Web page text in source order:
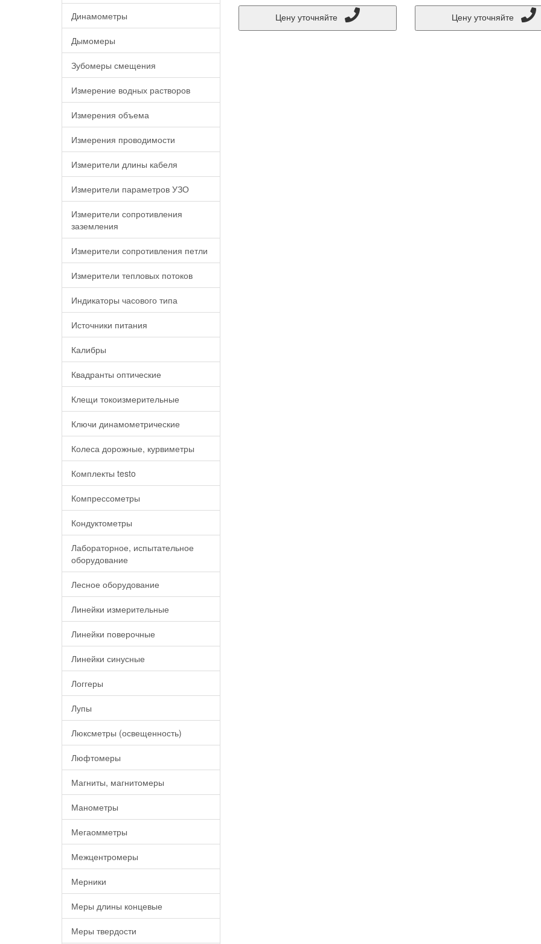
Динамометры
Дымомеры
Зубомеры смещения
Измерение водных растворов
Измерения объема
Измерения проводимости
Измерители длины кабеля
Измерители параметров УЗО
Измерители сопротивления
заземления
Измерители сопротивления петли
Измерители тепловых потоков
Индикаторы часового типа
Источники питания
Калибры
Квадранты оптические
Клещи токоизмерительные
Ключи динамометрические
Колеса дорожные, курвиметры
Комплекты testo
Компрессометры
Кондуктометры
Лабораторное, испытательное
оборудование
Лесное оборудование
Линейки измерительные
Линейки поверочные
Линейки синусные
Логгеры
Лупы
Люксметры (освещенность)
Люфтомеры
Магниты, магнитомеры
Манометры
Мегаомметры
Межцентромеры
Мерники
Меры длины концевые
Меры твердости
Цену уточняйте